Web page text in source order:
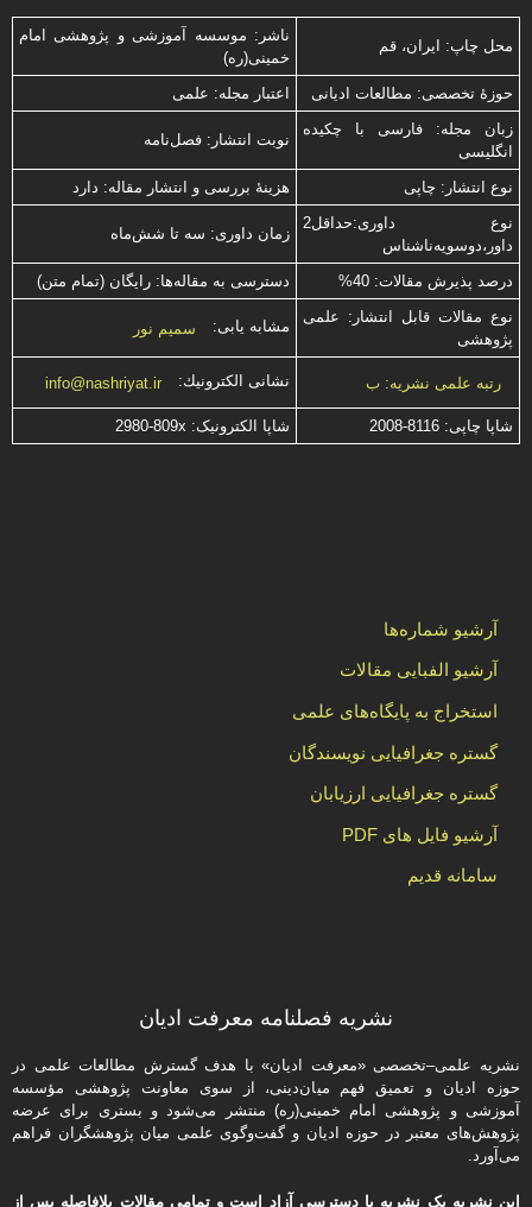
محل چاپ: ایران، قم
ناشر: موسسه آموزشی و پژوهشی امام
خمینی(ره)
حوزۀ تخصصی: مطالعات ادیانی
اعتبار مجله: علمی
زبان مجله: فارسی با چكیده
انگلیسی
نوبت انتشار: فصل‌نامه
نوع انتشار: چاپی
هزینۀ بررسی و انتشار مقاله: دارد
نوع داوری:حداقل2
داور،دوسویه‌ناشناس
زمان داوری: سه تا شش‌ماه
درصد پذیرش مقالات: 40%
دسترسی به مقاله‌ها: رایگان (تمام متن)
نوع مقالات قابل انتشار: علمی
پژوهشی
مشابه یابی: سمیم نور
رتبه علمی نشریه: ب نشانی الكترونیك: info@nashriyat.ir
شاپا چاپی: 2008-8116 شاپا الکترونیک: 2980-809x
آرشیو شماره‌ها
آرشیو الفبایی مقالات
استخراج به پایگاه‌های علمی
گستره جغرافیایی نویسندگان
گستره جغرافیایی ارزیابان
آرشیو فایل های PDF
سامانه قدیم
نشریه فصلنامه معرفت ادیان
نشریه علمی–تخصصی «معرفت ادیان» با هدف گسترش مطالعات علمی در
حوزه ادیان و تعمیق فهم میان‌دینی، از سوی معاونت پژوهشی مؤسسه
آموزشی و پژوهشی امام خمینی(ره) منتشر می‌شود و بستری برای عرضه
پژوهش‌های معتبر در حوزه ادیان و گفت‌وگوی علمی میان پژوهشگران فراهم
می‌آورد.
این نشریه یک نشریه با دسترسی آزاد است و تمامی مقالات بلافاصله پس از